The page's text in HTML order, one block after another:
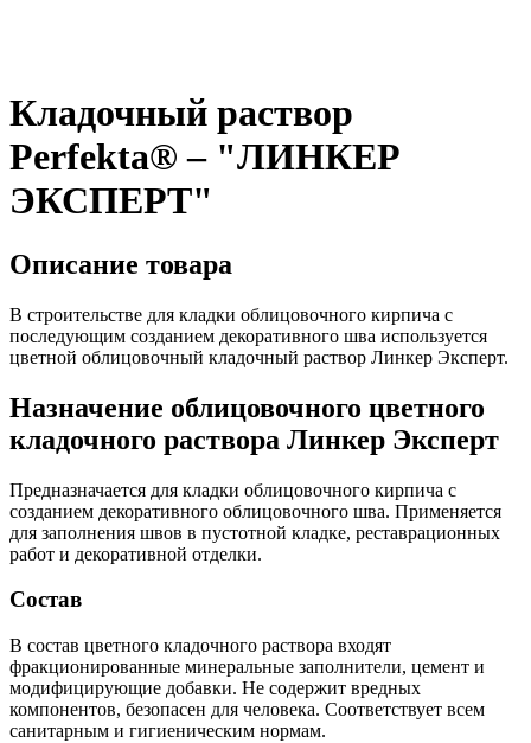
Кладочный раствор
Perfekta® – "ЛИНКЕР
ЭКСПЕРТ"
Описание товара
В строительстве для кладки облицовочного кирпича с
последующим созданием декоративного шва используется
цветной облицовочный кладочный раствор Линкер Эксперт.
Назначение облицовочного цветного
кладочного раствора Линкер Эксперт
Предназначается для кладки облицовочного кирпича с
созданием декоративного облицовочного шва. Применяется
для заполнения швов в пустотной кладке, реставрационных
работ и декоративной отделки.
Состав
В состав цветного кладочного раствора входят
фракционированные минеральные заполнители, цемент и
модифицирующие добавки. Не содержит вредных
компонентов, безопасен для человека. Соответствует всем
санитарным и гигиеническим нормам.